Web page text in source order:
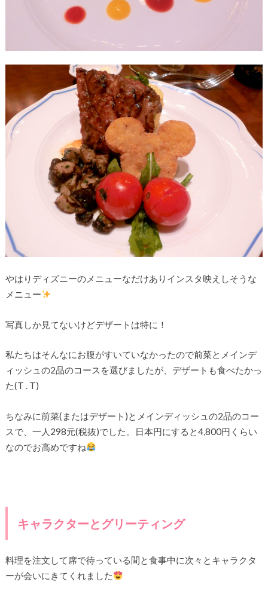
やはりディズニーのメニューなだけありインスタ映えしそうな
メニュー
写真しか見てないけどデザートは特に！
私たちはそんなにお腹がすいていなかったので前菜とメインデ
ィッシュの2品のコースを選びましたが、デザートも食べたかっ
た(T . T)
ちなみに前菜(またはデザート)とメインディッシュの2品のコー
スで、一人298元(税抜)でした。日本円にすると4,800円くらい
なのでお高めですね
キャラクターとグリーティング
料理を注文して席で待っている間と食事中に次々とキャラクタ
ーが会いにきてくれました